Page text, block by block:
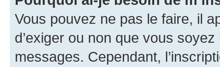
Vous pouvez ne pas le faire, il
d’exiger ou non que vous
messages. Cependant,